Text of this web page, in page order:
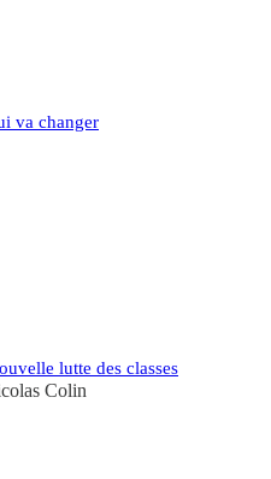
va changer
lutte des classes
Colin